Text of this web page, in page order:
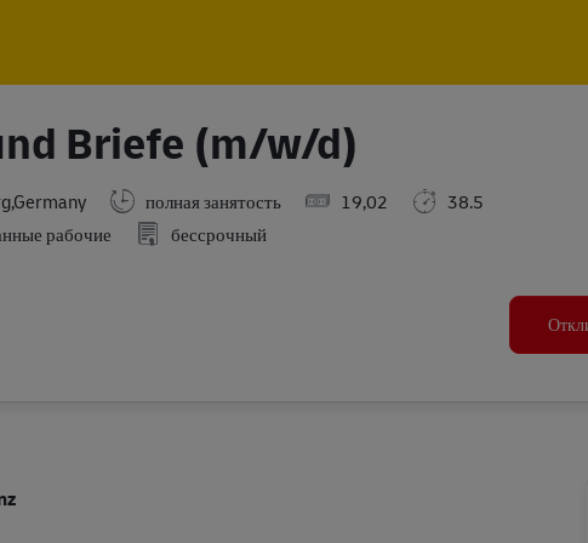
Briefe (m/w/d)
полная занятость 19,02
38.5
рабочие бессрочный